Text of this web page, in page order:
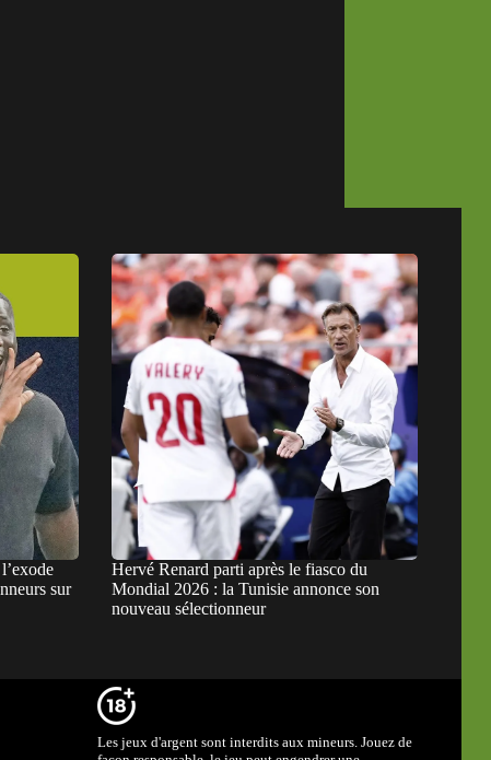
sur
Hervé Renard parti après le fiasco du
Mondial 2026 : la Tunisie annonce son
nouveau sélectionneur
Les jeux d'argent sont interdits aux mineurs. Jouez de